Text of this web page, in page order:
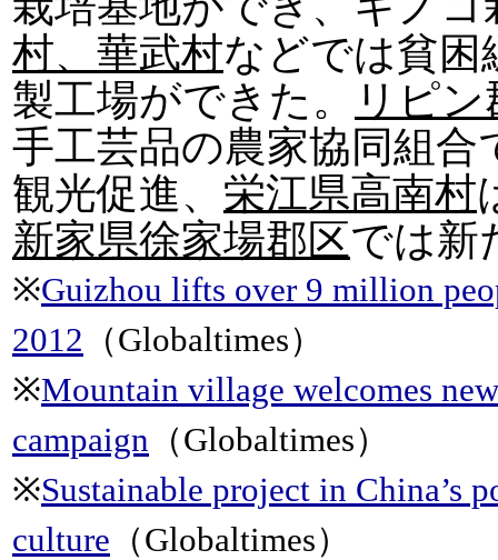
村、華武村などでは貧困
製工場ができた。
リピン
手工芸品の農家協同組合
観光促進、 栄江県高南村
新家県徐家場郡区では新
※Guizhou lifts over 9 million
2012 （Globaltimes）
※Mountain village welcomes
campaign （Globaltimes）
※Sustainable project in China’s
culture （Globaltimes）